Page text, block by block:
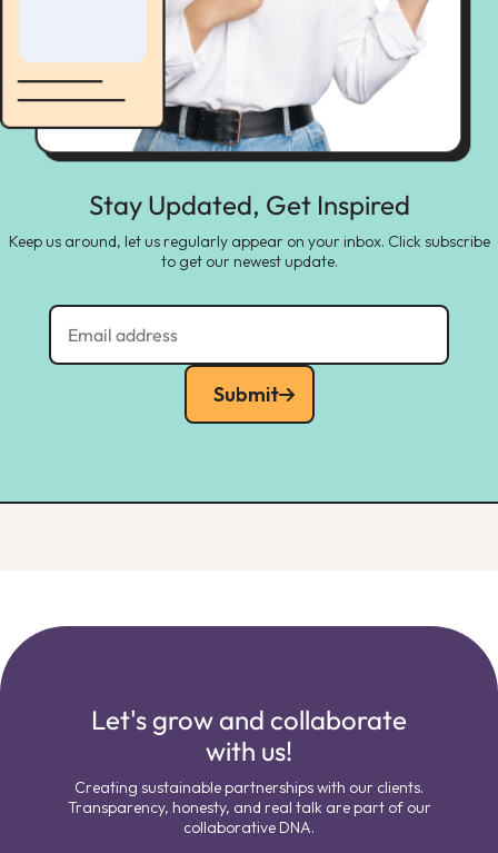
Stay Updated, Get Inspired
Keep us around, let us regularly appear on your inbox. Click subscribe
to get our newest update.
Submit
Let's grow and collaborate
with us!
Creating sustainable partnerships with our clients.
Transparency, honesty, and real talk are part of our
collaborative DNA.